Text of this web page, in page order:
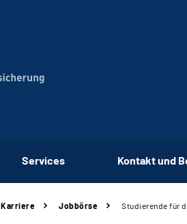
Services Kontakt und
Karriere Jobbörse Studierende für